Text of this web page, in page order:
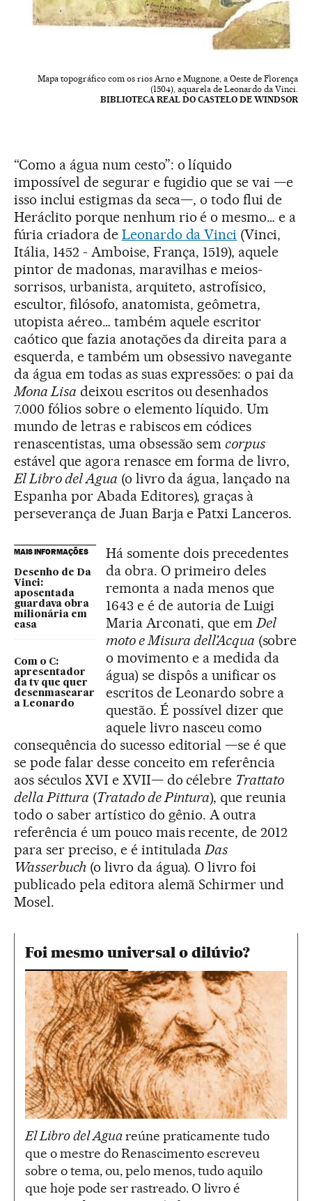
Mapa topográfico com os rios Arno e Mugnone, a Oeste de Florença
(1504), aquarela de Leonardo da Vinci.
BIBLIOTECA REAL DO CASTELO DE WINDSOR
“Como a água num cesto”: o líquido
impossível de segurar e fugidio que se vai —e
isso inclui estigmas da seca—, o todo flui de
Heráclito porque nenhum rio é o mesmo… e a
fúria criadora de Leonardo da Vinci (Vinci,
Itália, 1452 - Amboise, França, 1519), aquele
pintor de madonas, maravilhas e meios-
sorrisos, urbanista, arquiteto, astrofísico,
escultor, filósofo, anatomista, geômetra,
utopista aéreo… também aquele escritor
caótico que fazia anotações da direita para a
esquerda, e também um obsessivo navegante
da água em todas as suas expressões: o pai da
Mona Lisa deixou escritos ou desenhados
7.000 fólios sobre o elemento líquido. Um
mundo de letras e rabiscos em códices
renascentistas, uma obsessão semcorpus
estável que agora renasce em forma de livro,
El Libro del Agua (o livro da água, lançado na
Espanha por Abada Editores), graças à
perseverança de Juan Barja e Patxi Lanceros.
MAIS INFORMAÇÕES
Desenho de Da
Vinci:
aposentada
guardava obra
milionária em
casa
Com o C:
apresentador
da tv que quer
desenmascarar
a Leonardo
Há somente dois precedentes
da obra. O primeiro deles
remonta a nada menos que
1643 e é de autoria de Luigi
Maria Arconati, que emDel
moto e Misura dell’Acqua (sobre
o movimento e a medida da
água) se dispôs a unificar os
escritos de Leonardo sobre a
questão. É possível dizer que
aquele livro nasceu como
consequência do sucesso editorial —se é que
se pode falar desse conceito em referência
aos séculos XVI e XVII— do célebre Trattato
della Pittura (Tratado de Pintura), que reunia
todo o saber artístico do gênio. A outra
referência é um pouco mais recente, de 2012
para ser preciso, e é intituladaDas
Wasserbuch(o livro da água). O livro foi
publicado pela editora alemã Schirmer und
Mosel.
Foi mesmo universal o dilúvio?
El Libro del Aguareúne praticamente tudo
que o mestre do Renascimento escreveu
sobre o tema, ou, pelo menos, tudo aquilo
que hoje pode ser rastreado. O livro é